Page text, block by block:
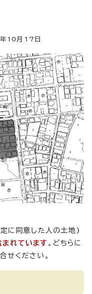
10月17日
に同意した人の土地)
れています 。どちらに
せください。